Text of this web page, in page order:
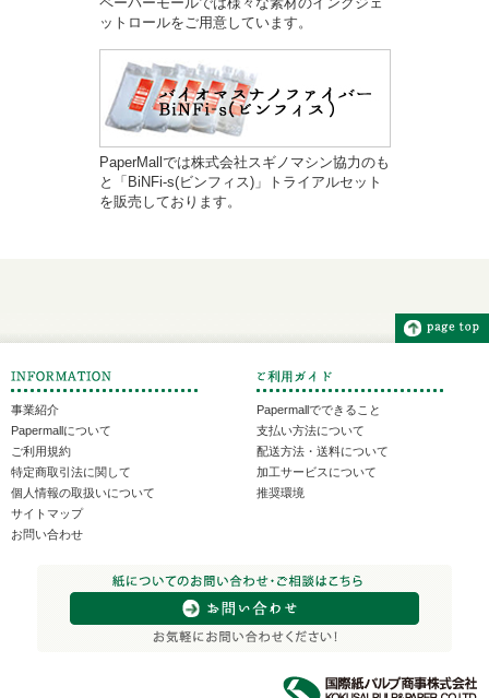
ットロールをご用意しています。
PaperMallでは株式会社スギノマシン協力のも
と「BiNFi-s(ビンフィス)」トライアルセット
を販売しております。
事業紹介
Papermallについて
ご利用規約
特定商取引法に関して
個人情報の取扱いについて
サイトマップ
お問い合わせ
Papermallでできること
支払い方法について
配送方法・送料について
加工サービスについて
推奨環境